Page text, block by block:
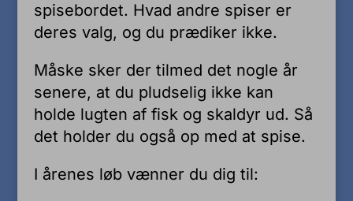
spisebordet. Hvad andre spiser er
deres valg, og du prædiker ikke.
Måske sker der tilmed det nogle år
senere, at du pludselig ikke kan
holde lugten af fisk og skaldyr ud. Så
det holder du også op med at spise.
I årenes løb vænner du dig til: